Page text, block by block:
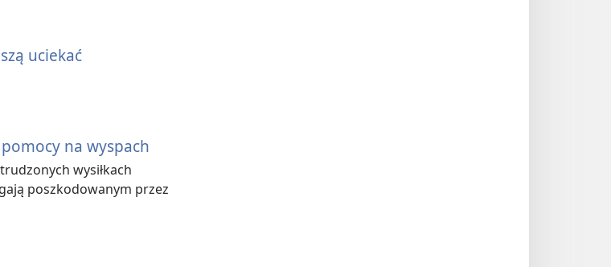
uciekać
na wyspach
wysiłkach
poszkodowanym przez